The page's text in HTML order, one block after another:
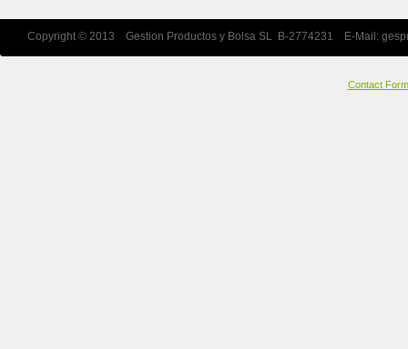
Copyright © 2013 Gestion Productos y Bolsa SL B-2774231 E-Mail:
Contact Form